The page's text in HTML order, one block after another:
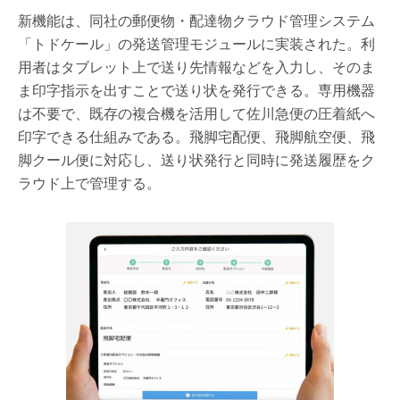
新機能は、同社の郵便物・配達物クラウド管理システム
「トドケール」の発送管理モジュールに実装された。利
用者はタブレット上で送り先情報などを入力し、そのま
ま印字指示を出すことで送り状を発行できる。専用機器
は不要で、既存の複合機を活用して佐川急便の圧着紙へ
印字できる仕組みである。飛脚宅配便、飛脚航空便、飛
脚クール便に対応し、送り状発行と同時に発送履歴をク
ラウド上で管理する。